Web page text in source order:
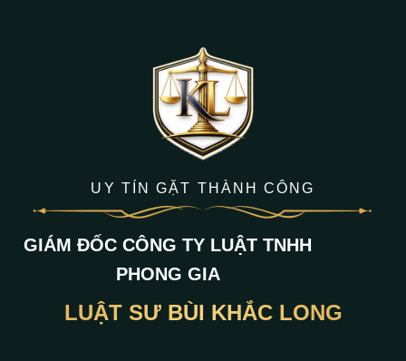
UY TÍN GẶT THÀNH CÔNG
GIÁM ĐỐC CÔNG TY LUẬT TNHH
PHONG GIA
LUẬT SƯ BÙI KHẮC LONG